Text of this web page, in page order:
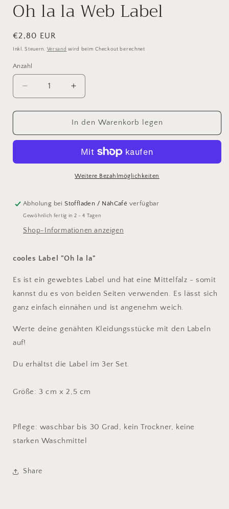
Oh la la Web Label
Normaler
Preis
€2,80 EUR
Inkl. Steuern. Versand wird beim Checkout berechnet
Anzahl
Verringere
die
Menge
Oh
Web
Erhöhe
die
Menge
für
Oh
Web
Label
In den Warenkorb legen
Weitere Bezahlmöglichkeiten
Abholung bei Stoffladen / NähCafé verfügbar
Gewöhnlich fertig in 2 - 4 Tagen
Shop-Informationen anzeigen
cooles Label "Oh la la"
Es ist ein gewebtes Label und hat eine Mittelfalz - somit
kannst du es von beiden Seiten verwenden. Es lässt sich
ganz einfach einnähen und ist angenehm weich.
Werte deine genähten Kleidungsstücke mit den Labeln
auf!
Du erhältst die Label im 3er Set.
Größe: 3 cm x 2,5 cm
Pflege: waschbar bis 30 Grad, kein Trockner, keine
starken Waschmittel
Share